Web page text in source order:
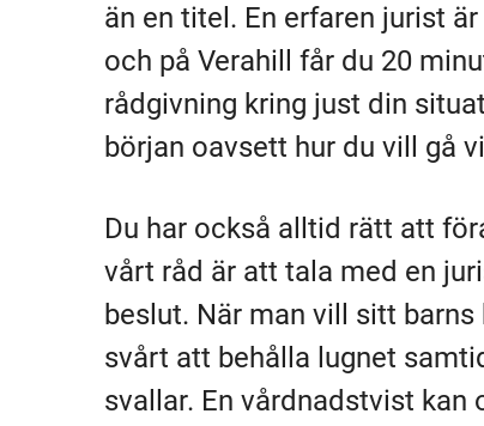
än en titel. En erfaren jurist
och på Verahill får du 20
rådgivning kring just din
början oavsett hur du vill gå
Du har också alltid rätt att
vårt råd är att tala med en
beslut. När man vill sitt
svårt att behålla lugnet
svallar. En vårdnadstvist kan